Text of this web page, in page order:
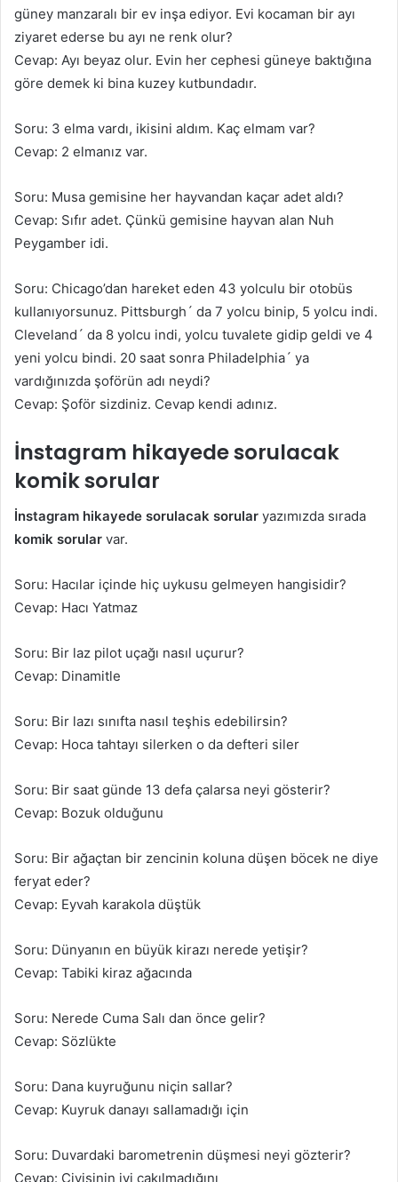
güney manzaralı bir ev inşa ediyor. Evi kocaman bir ayı
ziyaret ederse bu ayı ne renk olur?
Cevap: Ayı beyaz olur. Evin her cephesi güneye baktığına
göre demek ki bina kuzey kutbundadır.
Soru: 3 elma vardı, ikisini aldım. Kaç elmam var?
Cevap: 2 elmanız var.
Soru: Musa gemisine her hayvandan kaçar adet aldı?
Cevap: Sıfır adet. Çünkü gemisine hayvan alan Nuh
Peygamber idi.
Soru: Chicago’dan hareket eden 43 yolculu bir otobüs
kullanıyorsunuz. Pittsburgh´ da 7 yolcu binip, 5 yolcu indi.
Cleveland´ da 8 yolcu indi, yolcu tuvalete gidip geldi ve 4
yeni yolcu bindi. 20 saat sonra Philadelphia´ ya
vardığınızda şoförün adı neydi?
Cevap: Şoför sizdiniz. Cevap kendi adınız.
İnstagram hikayede sorulacak
komik sorular
İnstagram hikayede sorulacak sorular yazımızda sırada
komik sorular var.
Soru: Hacılar içinde hiç uykusu gelmeyen hangisidir?
Cevap: Hacı Yatmaz
Soru: Bir laz pilot uçağı nasıl uçurur?
Cevap: Dinamitle
Soru: Bir lazı sınıfta nasıl teşhis edebilirsin?
Cevap: Hoca tahtayı silerken o da defteri siler
Soru: Bir saat günde 13 defa çalarsa neyi gösterir?
Cevap: Bozuk olduğunu
Soru: Bir ağaçtan bir zencinin koluna düşen böcek ne diye
feryat eder?
Cevap: Eyvah karakola düştük
Soru: Dünyanın en büyük kirazı nerede yetişir?
Cevap: Tabiki kiraz ağacında
Soru: Nerede Cuma Salı dan önce gelir?
Cevap: Sözlükte
Soru: Dana kuyruğunu niçin sallar?
Cevap: Kuyruk danayı sallamadığı için
Soru: Duvardaki barometrenin düşmesi neyi gözterir?
Cevap: Çivisinin iyi çakılmadığını